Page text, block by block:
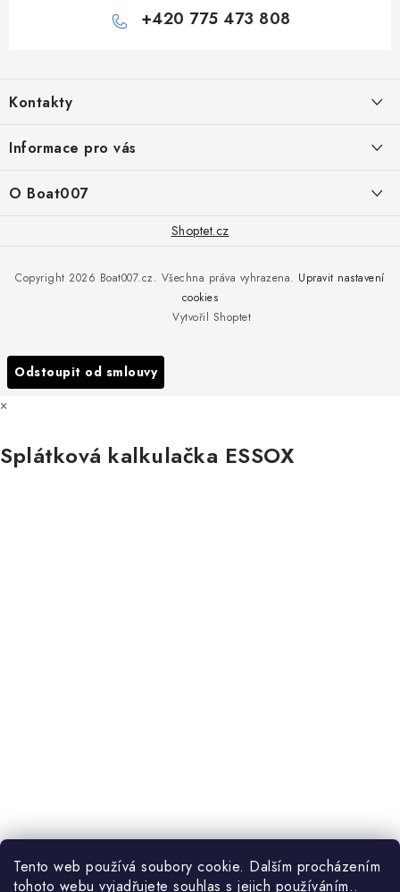
Tento web používá soubory cookie. Dalším procházením
tohoto webu vyjadřujete souhlas s jejich používáním..
+420 775 473 808
p
a
Kontakty
+420 775 473 808
PŘÍJEM/VÝDEJ/SERVIS zakázek
Informace pro vás
Obchodní podmínky
Podmínky ochrany osobních údajů
O Boat007
Všechny značky
Shoptet.cz
Vytvořil Shoptet
Copyright 2026 Boat007.cz. Všechna práva vyhrazena. Upravit nastavení
cookies
Odstoupit od smlouvy
×
Splátková kalkulačka ESSOX